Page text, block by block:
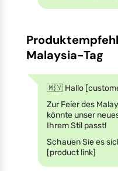
Malaysia-Tag
🇲🇾 Hallo
Zur Feier des
könnte unser
Ihrem Stil passt!
Schauen Sie es
[product link]